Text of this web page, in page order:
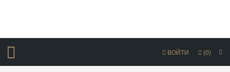
ВОЙТИ (0)